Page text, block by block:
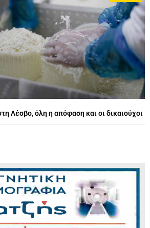
Λέσβο, όλη η απόφαση και οι δικαιούχοι